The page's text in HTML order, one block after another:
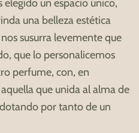
elegido un espacio único,
una belleza estética
susurra levemente que
que lo personalicemos
perfume, con, en
que unida al alma de
por tanto de un